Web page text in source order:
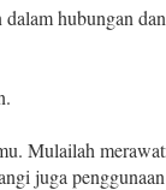
dalam hubungan
Mulailah
juga